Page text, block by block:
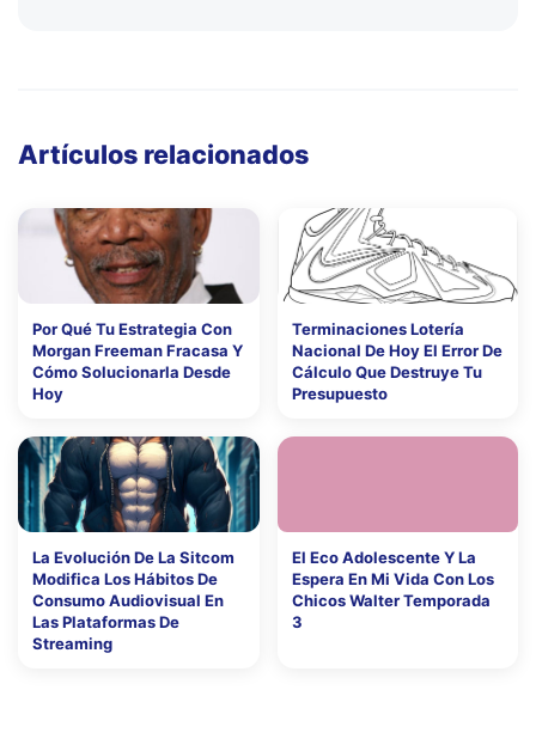
Artículos relacionados
Por Qué Tu Estrategia Con
Morgan Freeman Fracasa Y
Cómo Solucionarla Desde
Hoy
Terminaciones Lotería
Nacional De Hoy El Error De
Cálculo Que Destruye Tu
Presupuesto
La Evolución De La Sitcom
Modifica Los Hábitos De
Consumo Audiovisual En
Las Plataformas De
Streaming
El Eco Adolescente Y La
Espera En Mi Vida Con Los
Chicos Walter Temporada
3